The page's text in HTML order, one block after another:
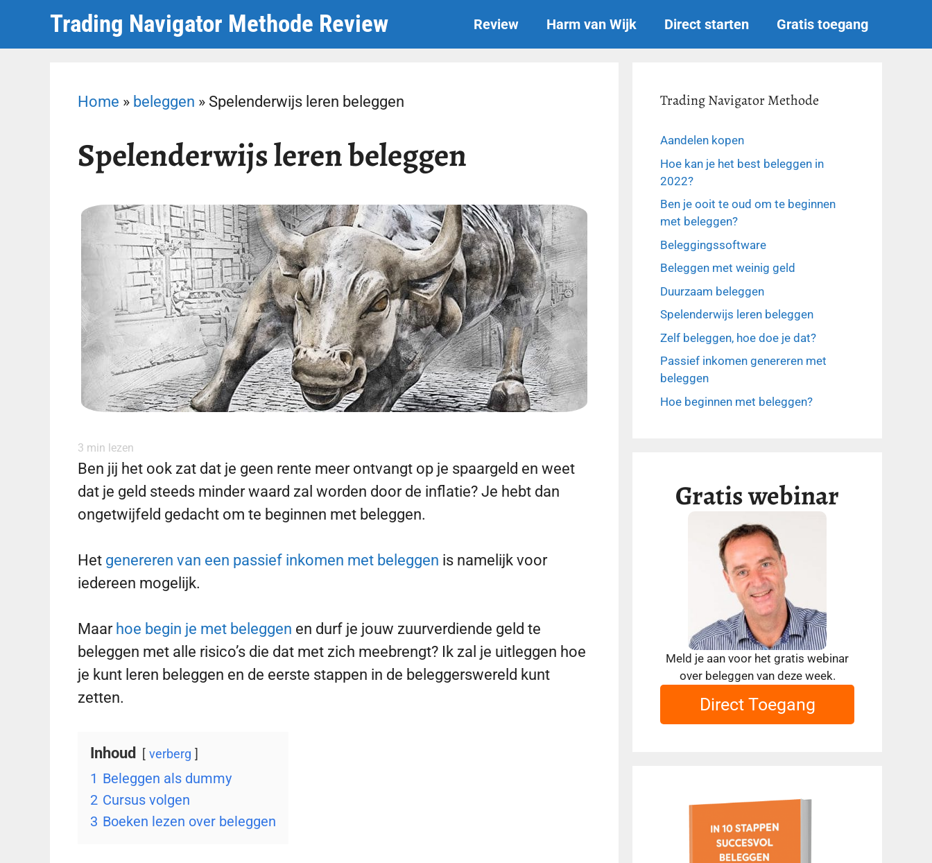
Trading Navigator Methode Review Review Harm van Wijk Direct starten Gratis toegang
Home » beleggen » Spelenderwijs leren beleggen
Spelenderwijs leren beleggen
3 min lezen
Ben jij het ook zat dat je geen rente meer ontvangt op je spaargeld en weet
dat je geld steeds minder waard zal worden door de inflatie? Je hebt dan
ongetwijfeld gedacht om te beginnen met beleggen.
Het genereren van een passief inkomen met beleggen is namelijk voor
iedereen mogelijk.
Maar hoe begin je met beleggen en durf je jouw zuurverdiende geld te
beleggen met alle risico’s die dat met zich meebrengt? Ik zal je uitleggen hoe
je kunt leren beleggen en de eerste stappen in de beleggerswereld kunt
zetten.
Inhoud verberg
1 Beleggen als dummy
2 Cursus volgen
3 Boeken lezen over beleggen
Trading Navigator Methode
Aandelen kopen
Hoe kan je het best beleggen in
2022?
Ben je ooit te oud om te beginnen
met beleggen?
Beleggingssoftware
Beleggen met weinig geld
Duurzaam beleggen
Spelenderwijs leren beleggen
Zelf beleggen, hoe doe je dat?
Passief inkomen genereren met
beleggen
Hoe beginnen met beleggen?
Gratis webinar
Meld je aan voor het gratis webinar
over beleggen van deze week.
Direct Toegang